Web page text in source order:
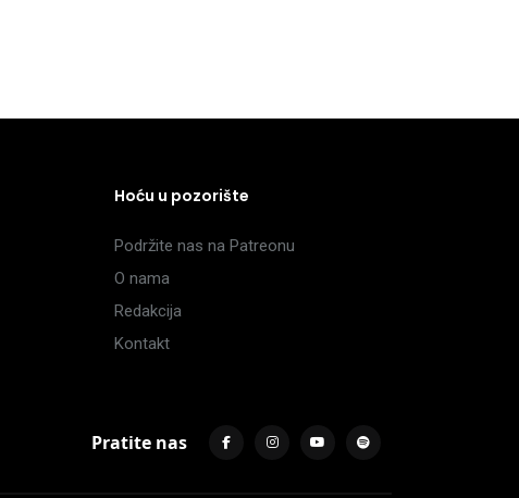
Hoću u pozorište
Podržite nas na Patreonu
O nama
Redakcija
Kontakt
Pratite nas